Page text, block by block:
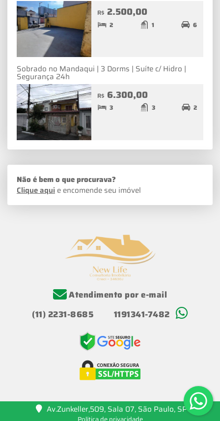
R$ 2.500,00
2 1 6
Sobrado no Mandaqui | 3 Dorms | Suíte c/ Hidro |
Segurança 24h
R$ 6.300,00
3 3 2
Não é bem o que procurava?
Clique aqui e encomende seu imóvel
Atendimento por e-mail
(11) 2231-8685
1191341-7482
Av.Zunkeller,509, Sala 07, São Paulo, SP